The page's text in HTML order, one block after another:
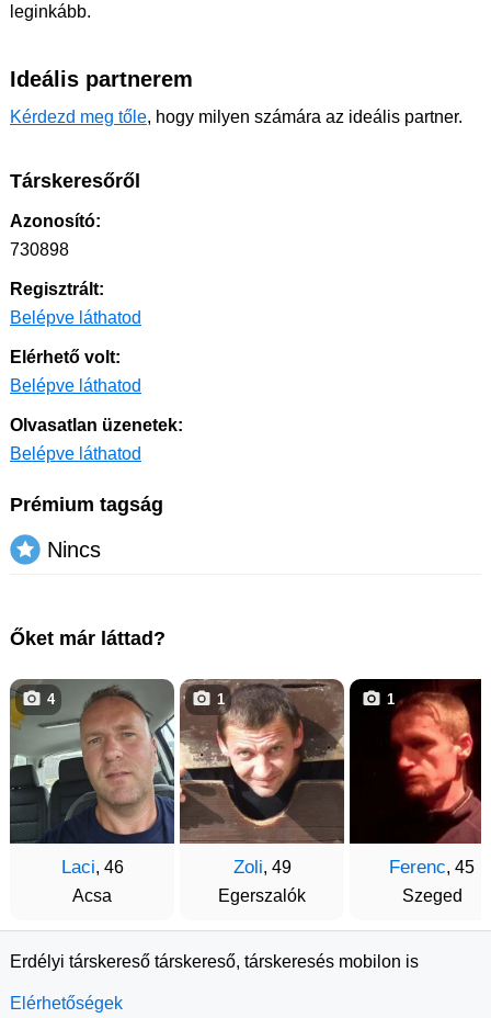
leginkább.
Ideális partnerem
Kérdezd meg tőle, hogy milyen számára az ideális partner.
Társkeresőről
Azonosító:
730898
Regisztrált:
Belépve láthatod
Elérhető volt:
Belépve láthatod
Olvasatlan üzenetek:
Belépve láthatod
Prémium tagság
Nincs
Őket már láttad?
Laci, 46
Acsa
4
Zoli, 49
Egerszalók
1
Ferenc, 45
Szeged
1
Erdélyi társkereső társkereső, társkeresés mobilon is
Elérhetőségek